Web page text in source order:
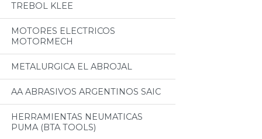
TREBOL KLEE
MOTORES ELECTRICOS
MOTORMECH
METALURGICA EL ABROJAL
AA ABRASIVOS ARGENTINOS SAIC
HERRAMIENTAS NEUMATICAS
PUMA (BTA TOOLS)